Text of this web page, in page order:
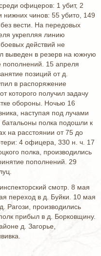
офицеров: 1 убит, 2
нижних чинов: 55 убито, 149
вести. На передовых
укрепляя линию
действий не
выведен в резерв на южную
пополнений. 15 апреля
позиций от д.
в распоряжение
которого получил задачу
обороны. Ночью 16
наступая под лучами
полка подошли к
на расстоянии от 75 до
4 офицера, 330 н. ч. 17
полка, производились
пополнений. 29
смотр. 8 мая
переход в д. Буйки. 10 мая
Рагози, производились
прибыл в д. Борковщину.
д. Загорье,